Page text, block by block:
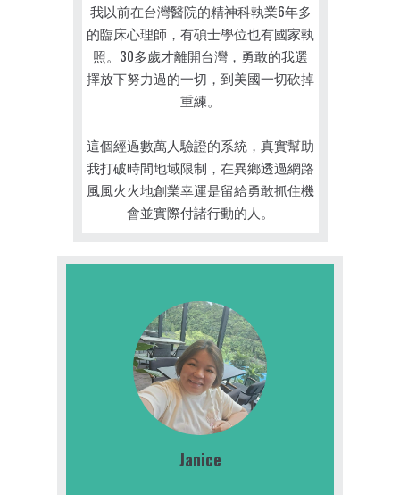
Janice
我以前在台灣醫院的精神科執業6年多
的臨床心理師，有碩士學位也有國家執
照。30多歲才離開台灣，勇敢的我選
擇放下努力過的一切，到美國一切砍掉
重練。
這個經過數萬人驗證的系統，真實幫助
我打破時間地域限制，在異鄉透過網路
風風火火地創業幸運是留給勇敢抓住機
會並實際付諸行動的人。